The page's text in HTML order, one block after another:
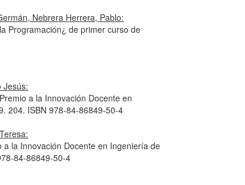
Nebrera Herrera, Pablo:
Programación¿ de primer curso de
Jesús:
a la Innovación Docente en
204. ISBN 978-84-86849-50-4
a la Innovación Docente en Ingeniería de
84-86849-50-4